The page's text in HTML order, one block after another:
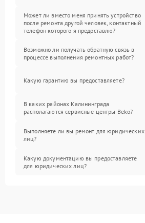
Может ли вместо меня принять устройство
после ремонта другой человек, контактный
телефон которого я предоставлю?
Возможно ли получать обратную связь в
процессе выполнения ремонтных работ?
Какую гарантию вы предоставляете?
В каких районах Калининграда
располагаются сервисные центры Beko?
Выполняете ли вы ремонт для юридических
лиц?
Какую документацию вы предоставляете
для юридических лиц?